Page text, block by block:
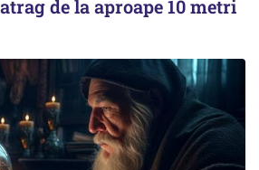
de la aproape 10 metri